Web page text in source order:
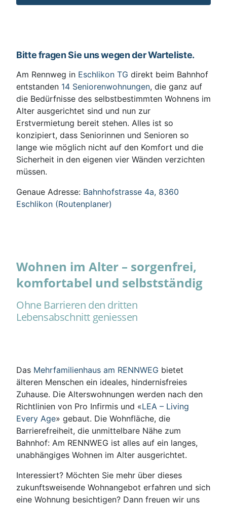
Bitte fragen Sie uns wegen der Warteliste.
Am Rennweg in Eschlikon TG direkt beim Bahnhof
entstanden 14 Seniorenwohnungen, die ganz auf
die Bedürfnisse des selbstbestimmten Wohnens im
Alter ausgerichtet sind und nun zur
Erstvermietung bereit stehen. Alles ist so
konzipiert, dass Seniorinnen und Senioren so
lange wie möglich nicht auf den Komfort und die
Sicherheit in den eigenen vier Wänden verzichten
müssen.
Genaue Adresse: Bahnhofstrasse 4a, 8360
Eschlikon (Routenplaner)
Wohnen im Alter – sorgenfrei,
komfortabel und selbstständig
Ohne Barrieren den dritten
Lebensabschnitt geniessen
Das Mehrfamilienhaus am RENNWEG bietet
älteren Menschen ein ideales, hindernisfreies
Zuhause. Die Alterswohnungen werden nach den
Richtlinien von Pro Infirmis und «LEA – Living
Every Age» gebaut. Die Wohnfläche, die
Barrierefreiheit, die unmittelbare Nähe zum
Bahnhof: Am RENNWEG ist alles auf ein langes,
unabhängiges Wohnen im Alter ausgerichtet.
Interessiert? Möchten Sie mehr über dieses
zukunftsweisende Wohnangebot erfahren und sich
eine Wohnung besichtigen? Dann freuen wir uns